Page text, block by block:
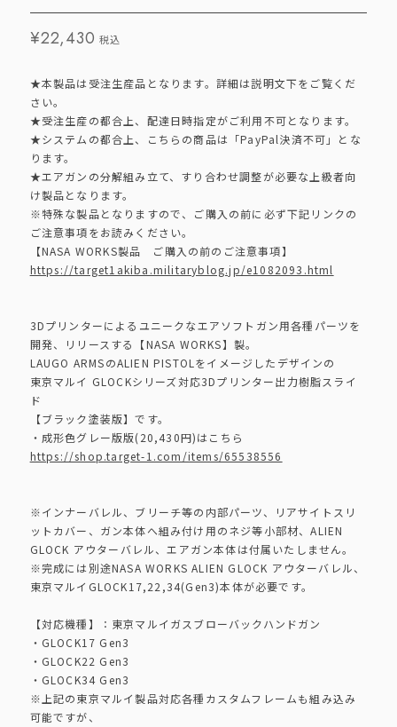
¥22,430 税込
★本製品は受注生産品となります。詳細は説明文下をご覧くだ
さい。
★受注生産の都合上、配達日時指定がご利用不可となります。
★システムの都合上、こちらの商品は「PayPal決済不可」とな
ります。
★エアガンの分解組み立て、すり合わせ調整が必要な上級者向
け製品となります。
※特殊な製品となりますので、ご購入の前に必ず下記リンクの
ご注意事項をお読みください。
【NASA WORKS製品 ご購入の前のご注意事項】
https://target1akiba.militaryblog.jp/e1082093.html
3Dプリンターによるユニークなエアソフトガン用各種パーツを
開発、リリースする【NASA WORKS】製。
LAUGO ARMSのALIEN PISTOLをイメージしたデザインの
東京マルイ GLOCKシリーズ対応3Dプリンター出力樹脂スライ
ド
【ブラック塗装版】です。
・成形色グレー版版(20,430円)はこちら
https://shop.target-1.com/items/65538556
※インナーバレル、ブリーチ等の内部パーツ、リアサイトスリ
ットカバー、ガン本体へ組み付け用のネジ等小部材、ALIEN
GLOCK アウターバレル、エアガン本体は付属いたしません。
※完成には別途NASA WORKS ALIEN GLOCK アウターバレル、
東京マルイGLOCK17,22,34(Gen3)本体が必要です。
【対応機種】：東京マルイガスブローバックハンドガン
・GLOCK17 Gen3
・GLOCK22 Gen3
・GLOCK34 Gen3
※上記の東京マルイ製品対応各種カスタムフレームも組み込み
可能ですが、